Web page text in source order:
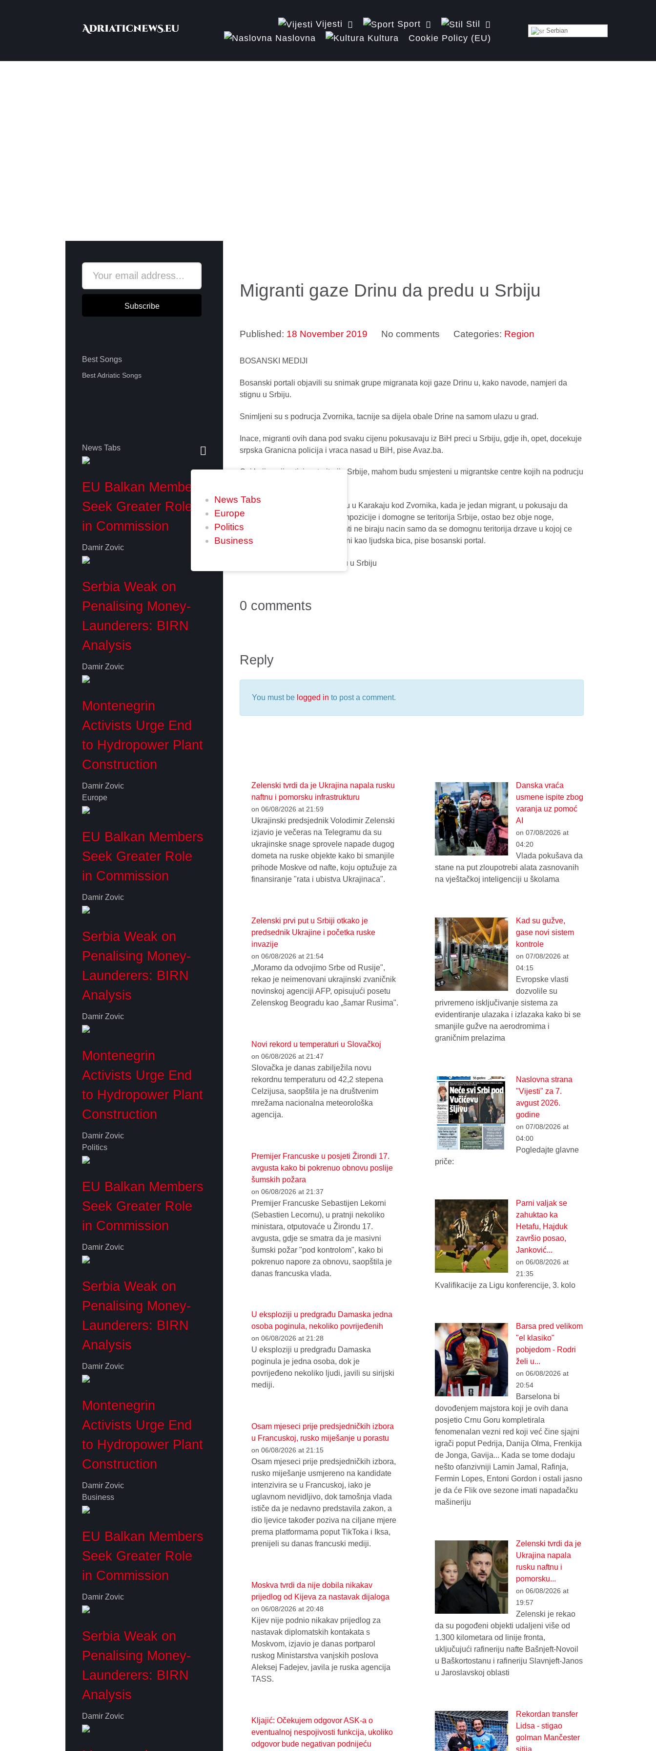
Vijesti Sport
Stil
Naslovna
Kultura Cookie Policy (EU)
Serbian
Subscribe
Best Songs
Best Adriatic Songs
News Tabs
Europe
Politics
Business
News Tabs
EU Balkan Members
Seek Greater Role
in Commission
Damir Zovic
Serbia Weak on
Penalising Money-
Launderers: BIRN
Analysis
Damir Zovic
Montenegrin
Activists Urge End
to Hydropower Plant
Construction
Damir Zovic
Europe
EU Balkan Members
Seek Greater Role
in Commission
Damir Zovic
Serbia Weak on
Penalising Money-
Launderers: BIRN
Analysis
Damir Zovic
Montenegrin
Activists Urge End
to Hydropower Plant
Construction
Damir Zovic
Politics
EU Balkan Members
Seek Greater Role
in Commission
Damir Zovic
Serbia Weak on
Penalising Money-
Launderers: BIRN
Analysis
Damir Zovic
Montenegrin
Activists Urge End
to Hydropower Plant
Construction
Damir Zovic
Business
EU Balkan Members
Seek Greater Role
in Commission
Damir Zovic
Serbia Weak on
Penalising Money-
Launderers: BIRN
Analysis
Damir Zovic
Migranti gaze Drinu da predu u Srbiju
Published: 18 November 2019 No comments Categories: Region
BOSANSKI MEDIJI
Bosanski portali objavili su snimak grupe migranata koji gaze Drinu u, kako navode, namjeri da
stignu u Srbiju.
Snimljeni su s podrucja Zvornika, tacnije sa dijela obale Drine na samom ulazu u grad.
Inace, migranti ovih dana pod svaku cijenu pokusavaju iz BiH preci u Srbiju, gdje ih, opet, docekuje
srpska Granicna policija i vraca nasad u BiH, pise Avaz.ba.
Oni koji uspiju stici na teritoriju Srbije, mahom budu smjesteni u migrantske centre kojih na podrucju
Nesreca na zeljeznickom mostu u Karakaju kod Zvornika, kada je jedan migrant, u pokusaju da
uskoci u vagon zeljeznicke kompozicije i domogne se teritorija Srbije, ostao bez obje noge,
potvrdila je saznanja da migranti ne biraju nacin samo da se domognu teritorija drzave u kojoj ce
biti koliko-toliko zbrinuti i tretirani kao ljudska bica, pise bosanski portal.
0 comments
Reply
You must be logged in to post a comment.
Zelenski tvrdi da je Ukrajina napala rusku
naftnu i pomorsku infrastrukturu
on 06/08/2026 at 21:59
Ukrajinski predsjednik Volodimir Zelenski
izjavio je večeras na Telegramu da su
ukrajinske snage sprovele napade dugog
dometa na ruske objekte kako bi smanjile
prihode Moskve od nafte, koju optužuje za
finansiranje "rata i ubistva Ukrajinaca".
Zelenski prvi put u Srbiji otkako je
predsednik Ukrajine i početka ruske
invazije
on 06/08/2026 at 21:54
„Moramo da odvojimo Srbe od Rusije",
rekao je neimenovani ukrajinski zvaničnik
novinskoj agenciji AFP, opisujući posetu
Zelenskog Beogradu kao „šamar Rusima".
Novi rekord u temperaturi u Slovačkoj
on 06/08/2026 at 21:47
Slovačka je danas zabilježila novu
rekordnu temperaturu od 42,2 stepena
Celzijusa, saopštila je na društvenim
mrežama nacionalna meteorološka
agencija.
Premijer Francuske u posjeti Žirondi 17.
avgusta kako bi pokrenuo obnovu poslije
šumskih požara
on 06/08/2026 at 21:37
Premijer Francuske Sebastijen Lekorni
(Sebastien Lecornu), u pratnji nekoliko
ministara, otputovaće u Žirondu 17.
avgusta, gdje se smatra da je masivni
šumski požar "pod kontrolom", kako bi
pokrenuo napore za obnovu, saopštila je
danas francuska vlada.
U eksploziji u predgrađu Damaska jedna
osoba poginula, nekoliko povrijeđenih
on 06/08/2026 at 21:28
U eksploziji u predgrađu Damaska
poginula je jedna osoba, dok je
povrijeđeno nekoliko ljudi, javili su sirijski
mediji.
Osam mjeseci prije predsjedničkih izbora
u Francuskoj, rusko miješanje u porastu
on 06/08/2026 at 21:15
Osam mjeseci prije predsjedničkih izbora,
rusko miješanje usmjereno na kandidate
intenzivira se u Francuskoj, iako je
uglavnom nevidljivo, dok tamošnja vlada
ističe da je nedavno predstavila zakon, a
dio ljevice također poziva na ciljane mjere
prema platformama poput TikToka i Iksa,
prenijeli su danas francuski mediji.
Moskva tvrdi da nije dobila nikakav
prijedlog od Kijeva za nastavak dijaloga
on 06/08/2026 at 20:48
Kijev nije podnio nikakav prijedlog za
nastavak diplomatskih kontakata s
Moskvom, izjavio je danas portparol
ruskog Ministarstva vanjskih poslova
Aleksej Fadejev, javila je ruska agencija
TASS.
Kljajić: Očekujem odgovor ASK-a o
eventualnoj nespojivosti funkcija, ukoliko
odgovor bude negativan podnijeću
Danska vraća
usmene ispite zbog
varanja uz pomoć
AI
on 07/08/2026 at
04:20
Vlada pokušava da
stane na put zloupotrebi alata zasnovanih
na vještačkoj inteligenciji u školama
Kad su gužve,
gase novi sistem
kontrole
on 07/08/2026 at
04:15
Evropske vlasti
dozvolile su
privremeno isključivanje sistema za
evidentiranje ulazaka i izlazaka kako bi se
smanjile gužve na aerodromima i
graničnim prelazima
Naslovna strana
"Vijesti" za 7.
avgust 2026.
godine
on 07/08/2026 at
04:00
Pogledajte glavne
priče:
Parni valjak se
zahuktao ka
Hetafu, Hajduk
završio posao,
Janković...
on 06/08/2026 at
21:35
Kvalifikacije za Ligu konferencije, 3. kolo
Barsa pred velikom
"el klasiko"
pobjedom - Rodri
želi u...
on 06/08/2026 at
20:54
Barselona bi
dovođenjem majstora koji je ovih dana
posjetio Crnu Goru kompletirala
fenomenalan vezni red koji već čine sjajni
igrači poput Pedrija, Danija Olma, Frenkija
de Jonga, Gavija... Kada se tome dodaju
nešto ofanzivniji Lamin Jamal, Rafinja,
Fermin Lopes, Entoni Gordon i ostali jasno
je da će Flik ove sezone imati napadačku
mašineriju
Zelenski tvrdi da je
Ukrajina napala
rusku naftnu i
pomorsku...
on 06/08/2026 at
19:57
Zelenski je rekao
da su pogođeni objekti udaljeni više od
1.300 kilometara od linije fronta,
uključujući rafineriju nafte Bašnjeft-Novoil
u Baškortostanu i rafineriju Slavnjeft-Janos
u Jaroslavskoj oblasti
Rekordan transfer
Lidsa - stigao
golman Mančester
sitija